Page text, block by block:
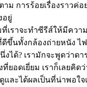
าม การร้อยเรื่องรา
อยู่
ที่เราจะทำซีรีส์ให้มี
นทั้งกล้องถ่ายหนัง ไ
ด้? เรามักจะพูดว่าด
อดเยี่ยม เราก็เลยคิด
และได้ผลเป็นที่น่าพอ